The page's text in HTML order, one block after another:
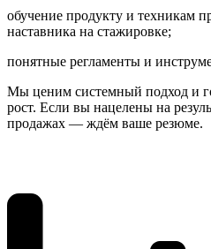
обучение продукту и техникам
наставника на стажировке;
понятные регламенты и
Мы ценим системный подход и
рост. Если вы нацелены на
продажах — ждём ваше резюме.